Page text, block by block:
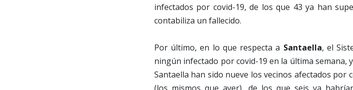
infectados por covid-19, de los que 43 ya han
contabiliza un fallecido.
Por último, en lo que respecta a Santaella, el
ningún infectado por covid-19 en la última semana,
Santaella han sido nueve los vecinos afectados por